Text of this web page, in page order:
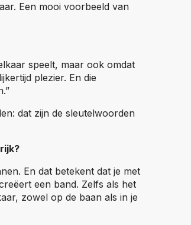
Een mooi voorbeeld van
speelt, maar ook omdat
plezier. En die
dat zijn de sleutelwoorden
En dat betekent dat je met
een band. Zelfs als het
zowel op de baan als in je